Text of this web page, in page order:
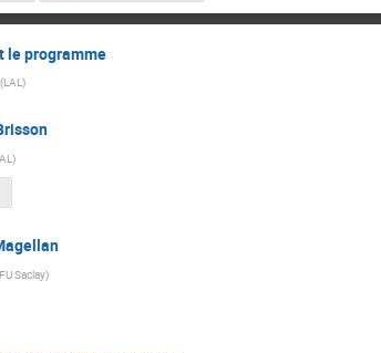
le programme
(LAL)
)
Saclay)